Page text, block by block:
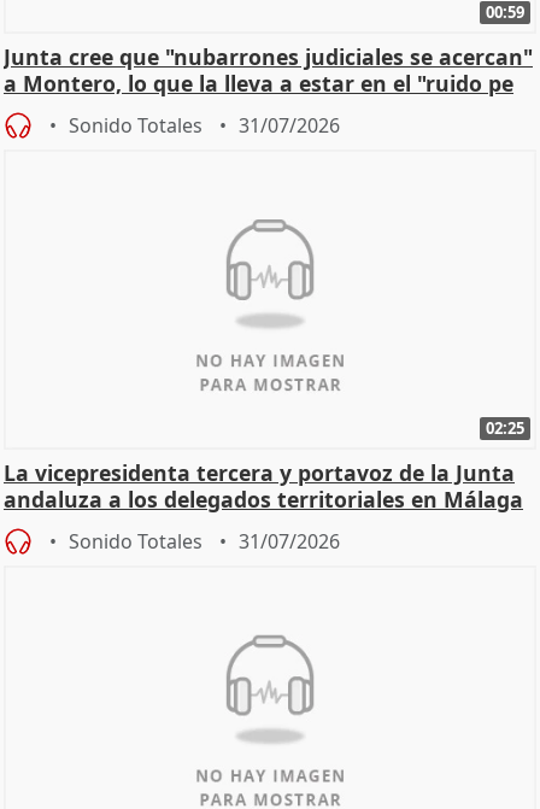
00:59
Junta cree que "nubarrones judiciales se acercan"
a Montero, lo que la lleva a estar en el "ruido pe
Sonido Totales 31/07/2026
02:25
La vicepresidenta tercera y portavoz de la Junta
andaluza a los delegados territoriales en Málaga
Sonido Totales 31/07/2026